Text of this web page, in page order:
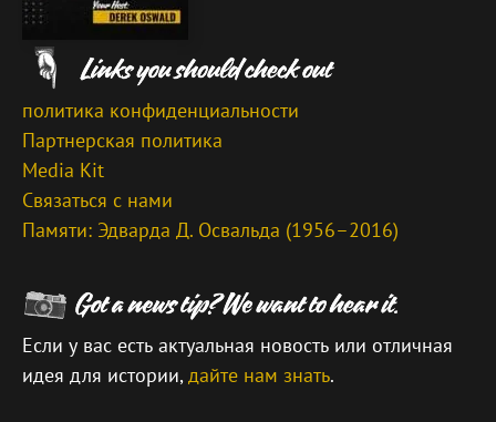
политика конфиденциальности
Партнерская политика
Media Kit
Связаться с нами
Памяти: Эдварда Д. Освальда (1956–2016)
Если у вас есть актуальная новость или отличная
идея для истории,дайте нам знать.